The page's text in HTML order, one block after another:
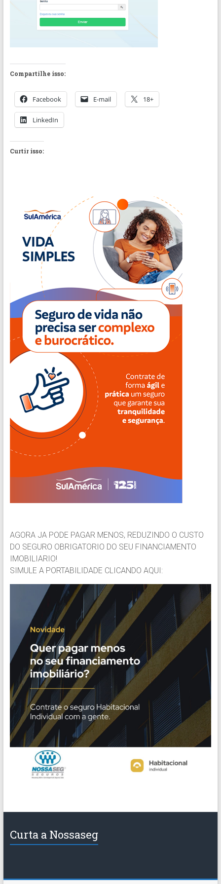
Compartilhe isso:
Facebook E-mail 18+
LinkedIn
Curtir isso:
AGORA JA PODE PAGAR MENOS, REDUZINDO O CUSTO
DO SEGURO OBRIGATORIO DO SEU FINANCIAMENTO
IMOBILIARIO!
SIMULE A PORTABILIDADE CLICANDO AQUI:
Curta a Nossaseg